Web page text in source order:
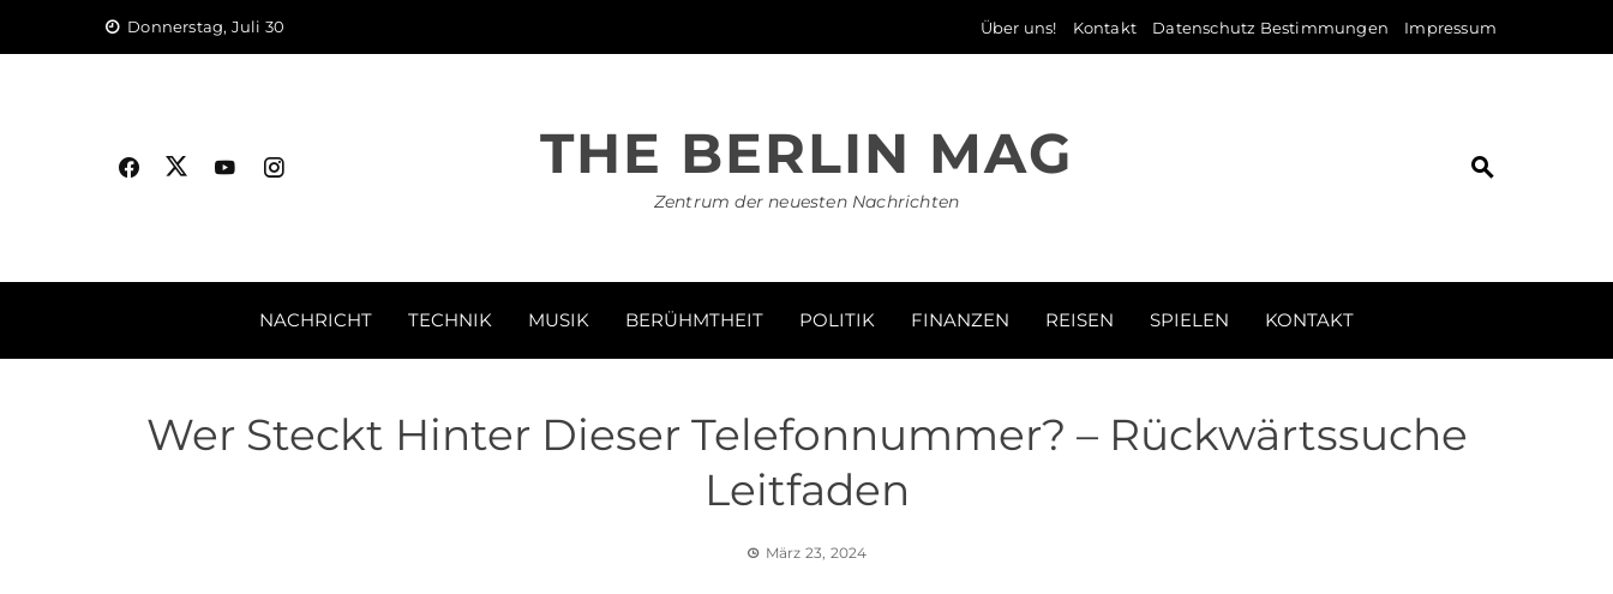
Donnerstag, Juli 30 Über uns! Kontakt Datenschutz Bestimmungen Impressum
THE BERLIN MAG
Zentrum der neuesten Nachrichten
NACHRICHT TECHNIK MUSIK BERÜHMTHEIT POLITIK FINANZEN REISEN SPIELEN KONTAKT
Wer Steckt Hinter Dieser Telefonnummer? – Rückwärtssuche
Leitfaden
März 23, 2024